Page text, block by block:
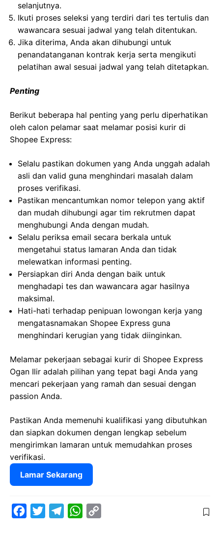
selanjutnya.
Ikuti proses seleksi yang terdiri dari tes tertulis dan
wawancara sesuai jadwal yang telah ditentukan.
Jika diterima, Anda akan dihubungi untuk
penandatanganan kontrak kerja serta mengikuti
pelatihan awal sesuai jadwal yang telah ditetapkan.
Penting
Berikut beberapa hal penting yang perlu diperhatikan
oleh calon pelamar saat melamar posisi kurir di
Shopee Express:
Selalu pastikan dokumen yang Anda unggah adalah
asli dan valid guna menghindari masalah dalam
proses verifikasi.
Pastikan mencantumkan nomor telepon yang aktif
dan mudah dihubungi agar tim rekrutmen dapat
menghubungi Anda dengan mudah.
Selalu periksa email secara berkala untuk
mengetahui status lamaran Anda dan tidak
melewatkan informasi penting.
Persiapkan diri Anda dengan baik untuk
menghadapi tes dan wawancara agar hasilnya
maksimal.
Hati-hati terhadap penipuan lowongan kerja yang
mengatasnamakan Shopee Express guna
menghindari kerugian yang tidak diinginkan.
Melamar pekerjaan sebagai kurir di Shopee Express
Ogan Ilir adalah pilihan yang tepat bagi Anda yang
mencari pekerjaan yang ramah dan sesuai dengan
passion Anda.
Pastikan Anda memenuhi kualifikasi yang dibutuhkan
dan siapkan dokumen dengan lengkap sebelum
mengirimkan lamaran untuk memudahkan proses
verifikasi.
Lamar Sekarang
W